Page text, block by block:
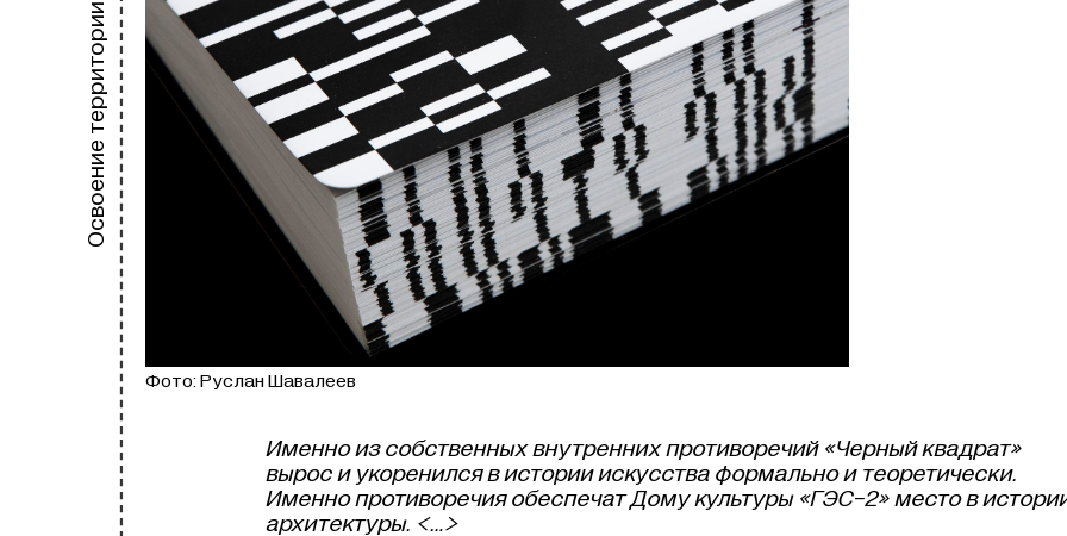
Освоение территории
Фото: Руслан Шавалеев
Именно из собственных внутренних противоречий «Черный квадрат»
вырос и укоренился в истории искусства формально и теоретически.
Именно противоречия обеспечат Дому культуры «ГЭС-2» место в
архитектуры. <…>